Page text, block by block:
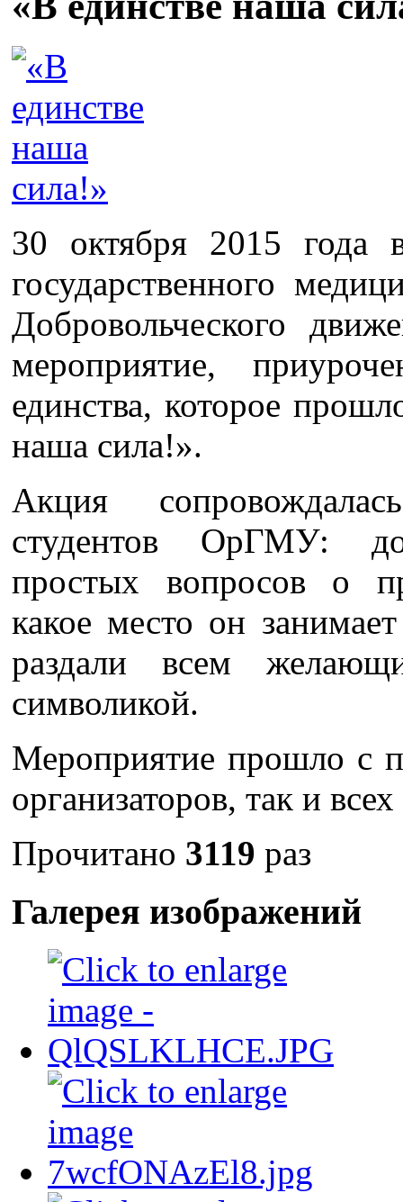
30 октября 2015 года
государственного
Добровольческого
мероприятие,
единства, которое
наша сила!».
Акция
студентов ОрГМУ:
простых вопросов о
какое место он
раздали всем
символикой.
Мероприятие прошло с
организаторов, так и
Прочитано 3119 раз
Галерея изображений